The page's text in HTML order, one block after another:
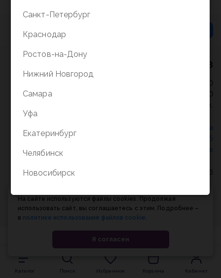
8 (800) 5000-338
Режим работы - 9:30-20:00
в выходные и праздники - 10:00-19:00
без перерыва и выходных.
Политика конфиденциальности
СОГЛАСИЕ на
обработку персональных данных
Соглашение об
использовании cookie-файлов
© Планета книги, 1998-2026
Каталог Поиск Избранное Корзина Кабинет
На сайте используются файлы cookies. Продолжая
использовать сайт, вы соглашаетесь с этим. Подробнее –
в политике использования файлов cookie.
Я согласен
Санкт-Петербург
Краснодар
Ростов-на-Дону
Нижний Новгород
Самара
Уфа
Екатеринбург
Челябинск
Новосибирск